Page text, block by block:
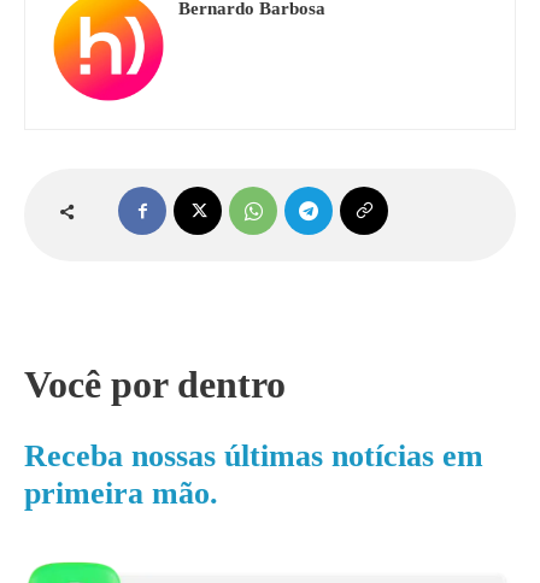
Bernardo Barbosa
Você por dentro
Receba nossas últimas notícias em
primeira mão.